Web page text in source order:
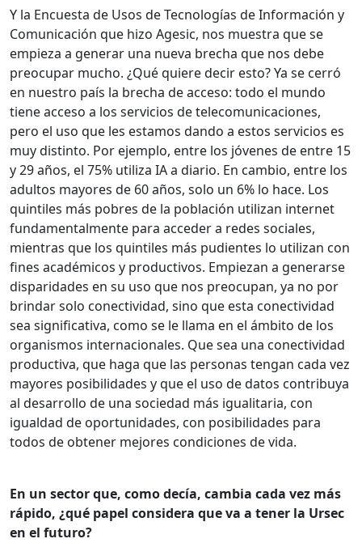
Y la Encuesta de Usos de Tecnologías de Información y
Comunicación que hizo Agesic, nos muestra que se
empieza a generar una nueva brecha que nos debe
preocupar mucho. ¿Qué quiere decir esto? Ya se cerró
en nuestro país la brecha de acceso: todo el mundo
tiene acceso a los servicios de telecomunicaciones,
pero el uso que les estamos dando a estos servicios es
muy distinto. Por ejemplo, entre los jóvenes de entre 15
y 29 años, el 75% utiliza IA a diario. En cambio, entre los
adultos mayores de 60 años, solo un 6% lo hace. Los
quintiles más pobres de la población utilizan internet
fundamentalmente para acceder a redes sociales,
mientras que los quintiles más pudientes lo utilizan con
fines académicos y productivos. Empiezan a generarse
disparidades en su uso que nos preocupan, ya no por
brindar solo conectividad, sino que esta conectividad
sea significativa, como se le llama en el ámbito de los
organismos internacionales. Que sea una conectividad
productiva, que haga que las personas tengan cada vez
mayores posibilidades y que el uso de datos contribuya
al desarrollo de una sociedad más igualitaria, con
igualdad de oportunidades, con posibilidades para
todos de obtener mejores condiciones de vida.
En un sector que, como decía, cambia cada vez más
rápido, ¿qué papel considera que va a tener la Ursec
en el futuro?